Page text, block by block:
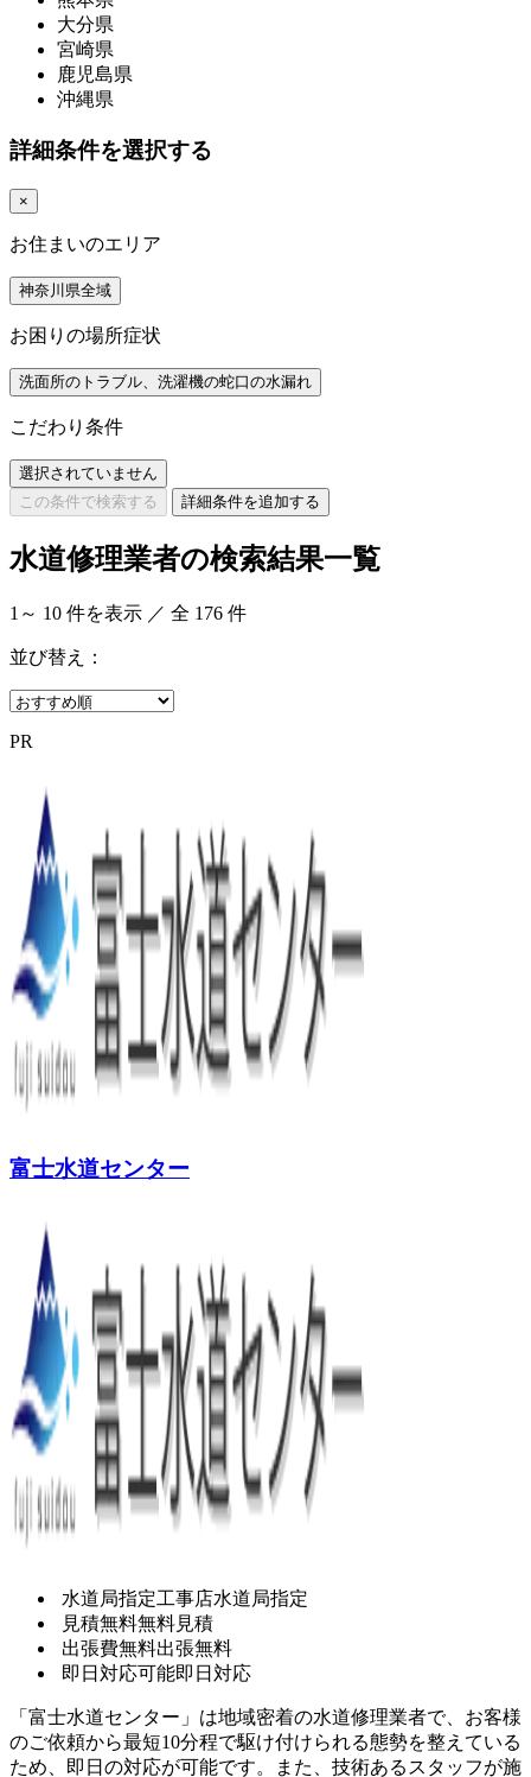
大分県
宮崎県
鹿児島県
沖縄県
詳細条件を選択する
×
お住まいのエリア
神奈川県全域
お困りの場所症状
洗面所のトラブル、洗濯機の蛇口の水漏れ
こだわり条件
選択されていません
この条件で検索する
詳細条件を追加する
水道修理業者の検索結果一覧
1 ～ 10 件を表示 ／ 全 176 件
並び替え：
PR
富士水道センター
水道局指定工事店水道局指定
見積無料無料見積
出張費無料出張無料
即日対応可能即日対応
「富士水道センター」は地域密着の水道修理業者で、お客様
のご依頼から最短10分程で駆け付けられる態勢を整えている
ため、即日の対応が可能です。また、技術あるスタッフが施